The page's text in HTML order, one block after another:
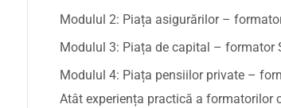
Modulul 2: Piața asigurărilor –
Modulul 3: Piața de capital – formator
Modulul 4: Piața pensiilor private –
Atât experiența practică a formatorilor